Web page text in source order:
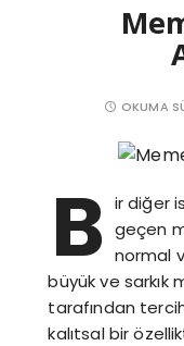
OKUMA
B ir diğer
geçen
normal
büyük ve sarkık
tarafından
kalıtsal bir